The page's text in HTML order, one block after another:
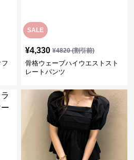
SALE
¥4,330 ¥4820(割引前)
骨格ウェーブハイウエストスト
レートパンツ